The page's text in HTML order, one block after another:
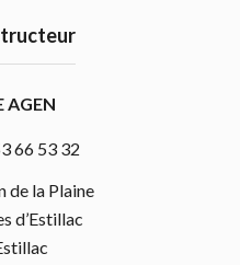
AGEN
66 53 32
de la Plaine
d’Estillac